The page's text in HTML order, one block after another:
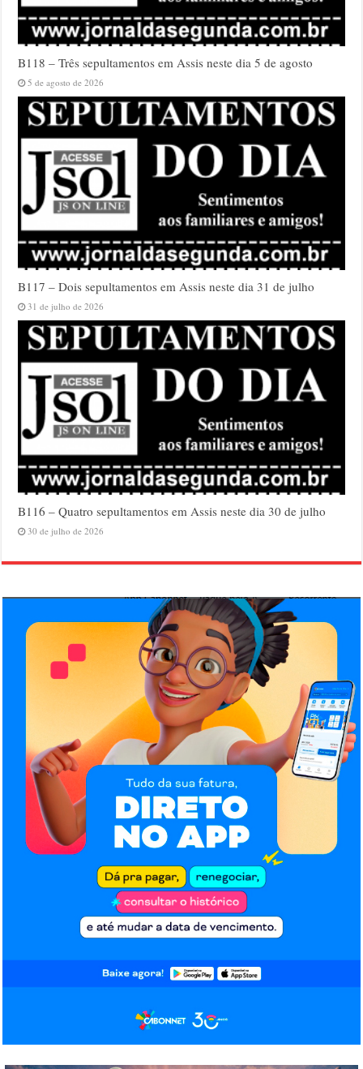
B118 – Três sepultamentos em Assis neste dia 5 de agosto
5 de agosto de 2026
B117 – Dois sepultamentos em Assis neste dia 31 de julho
31 de julho de 2026
B116 – Quatro sepultamentos em Assis neste dia 30 de julho
30 de julho de 2026